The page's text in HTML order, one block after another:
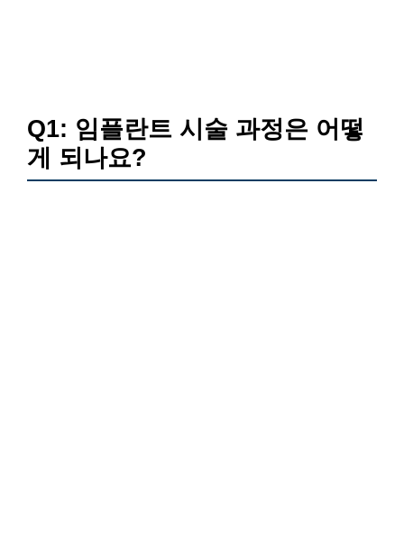
Q1: 임플란트 시술 과정은 어떻
게 되나요?